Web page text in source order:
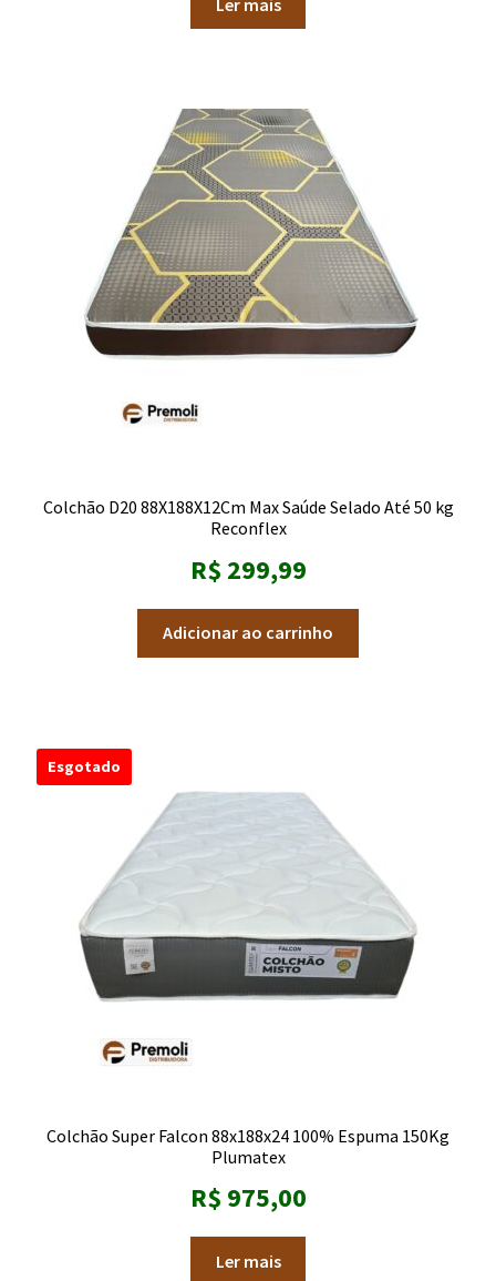
Colchão D20 88X188X12Cm Max Saúde Selado Até 50 kg
Reconflex
R$ 299,99
Adicionar ao carrinho
Esgotado
Colchão Super Falcon 88x188x24 100% Espuma 150Kg
Plumatex
R$ 975,00
Ler mais